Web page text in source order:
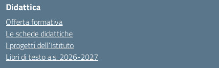
Didattica
Offerta formativa
Le schede didattiche
I progetti dell’Istituto
Libri di testo a.s. 2026-2027